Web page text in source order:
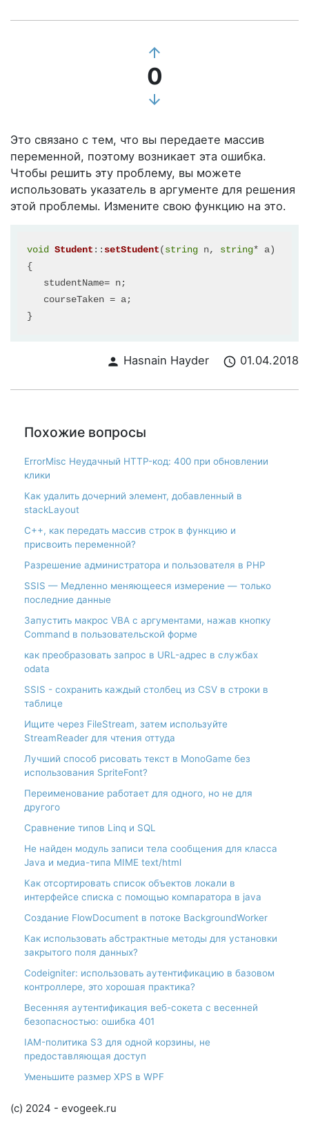
arrow_upward
0
arrow_downward
Это связано с тем, что вы передаете массив
переменной, поэтому возникает эта ошибка.
Чтобы решить эту проблему, вы можете
использовать указатель в аргументе для решения
этой проблемы. Измените свою функцию на это.
void Student :: setStudent(string n, string* a)
{
   studentName= n;
   courseTaken = a;
person Hasnain Hayder schedule 01.04.2018
Похожие вопросы
ErrorMisc Неудачный HTTP-код: 400 при обновлении
клики
Как удалить дочерний элемент, добавленный в
stackLayout
С++, как передать массив строк в функцию и
присвоить переменной?
Разрешение администратора и пользователя в PHP
SSIS — Медленно меняющееся измерение — только
последние данные
Запустить макрос VBA с аргументами, нажав кнопку
Command в пользовательской форме
как преобразовать запрос в URL-адрес в службах
odata
SSIS - сохранить каждый столбец из CSV в строки в
таблице
Ищите через FileStream, затем используйте
StreamReader для чтения оттуда
Лучший способ рисовать текст в MonoGame без
использования SpriteFont?
Переименование работает для одного, но не для
другого
Сравнение типов Linq и SQL
Не найден модуль записи тела сообщения для класса
Java и медиа-типа MIME text/html
Как отсортировать список объектов локали в
интерфейсе списка с помощью компаратора в java
Создание FlowDocument в потоке BackgroundWorker
Как использовать абстрактные методы для установки
закрытого поля данных?
Codeigniter: использовать аутентификацию в базовом
контроллере, это хорошая практика?
Весенняя аутентификация веб-сокета с весенней
безопасностью: ошибка 401
IAM-политика S3 для одной корзины, не
предоставляющая доступ
Уменьшите размер XPS в WPF
(c) 2024 - evogeek.ru